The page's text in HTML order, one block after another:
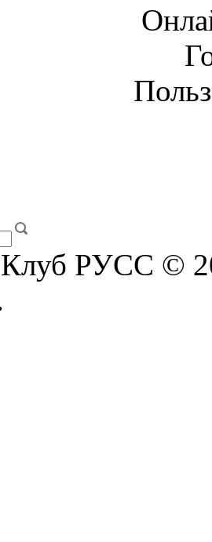
Клуб РУСС ©